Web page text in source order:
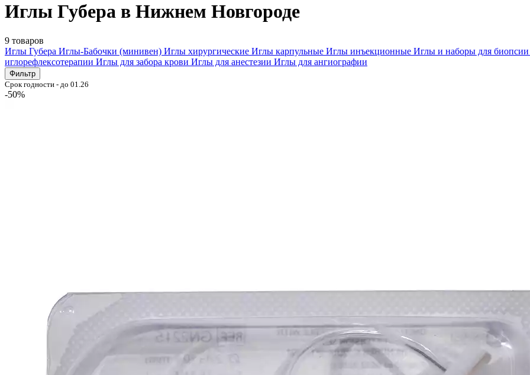
Иглы Губера в Нижнем Новгороде
9 товаров
Иглы Губера Иглы-Бабочки (минивен) Иглы хирургические Иглы карпульные Иглы инъекционные Иглы и наборы для биопсии
иглорефлексотерапии Иглы для забора крови Иглы для анестезии Иглы для ангиографии
Фильтр
Срок годности - до 01.26
-50%